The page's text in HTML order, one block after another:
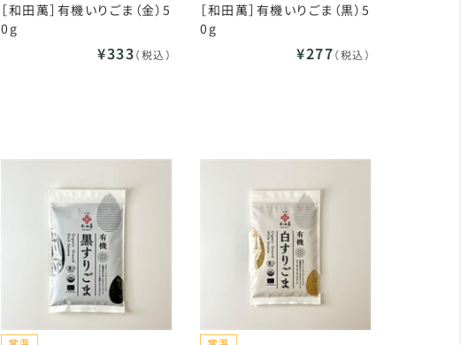
［和田萬］有機いりごま（金）5
0g
¥333（税込）
［和田萬］有機いりごま（黒）5
0g
¥277（税込）